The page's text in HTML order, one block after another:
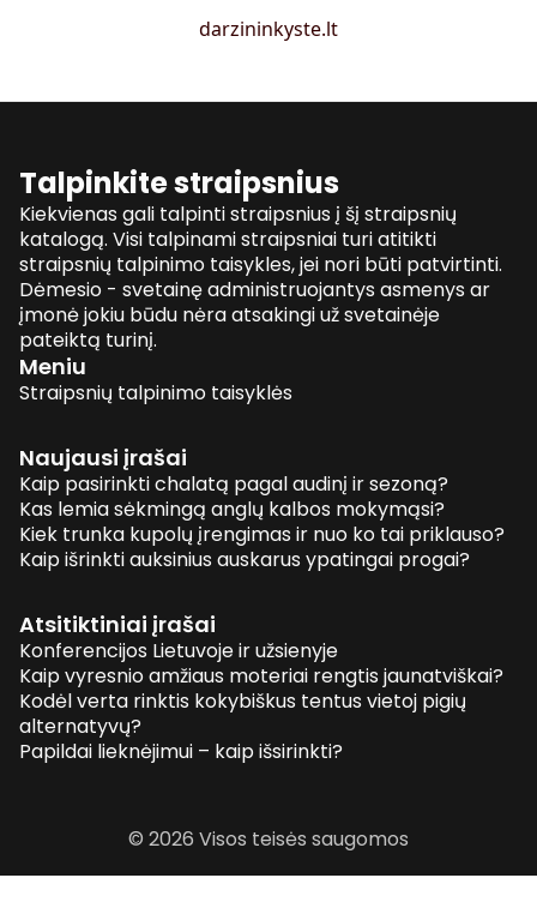
darzininkyste.lt
Talpinkite straipsnius
Kiekvienas gali talpinti straipsnius į šį straipsnių
katalogą. Visi talpinami straipsniai turi atitikti
straipsnių talpinimo taisykles, jei nori būti patvirtinti.
Dėmesio - svetainę administruojantys asmenys ar
įmonė jokiu būdu nėra atsakingi už svetainėje
pateiktą turinį.
Meniu
Straipsnių talpinimo taisyklės
Naujausi įrašai
Kaip pasirinkti chalatą pagal audinį ir sezoną?
Kas lemia sėkmingą anglų kalbos mokymąsi?
Kiek trunka kupolų įrengimas ir nuo ko tai priklauso?
Kaip išrinkti auksinius auskarus ypatingai progai?
Atsitiktiniai įrašai
Konferencijos Lietuvoje ir užsienyje
Kaip vyresnio amžiaus moteriai rengtis jaunatviškai?
Kodėl verta rinktis kokybiškus tentus vietoj pigių
alternatyvų?
Papildai lieknėjimui – kaip išsirinkti?
© 2026 Visos teisės saugomos